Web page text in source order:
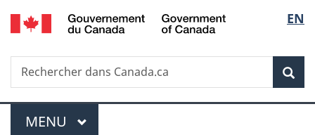
Passer
au
principal
de
la
EN
Recherche
Rechercher
dans
Menu
MENU PRINCIPAL